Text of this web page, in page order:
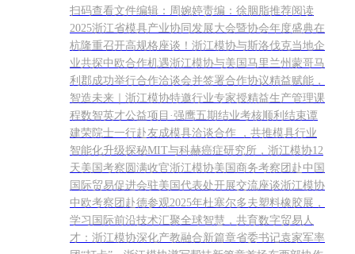
扫码查看文件编辑：周婉婷责编：徐胭脂推荐阅读
2025浙江省模具产业协同发展大会暨协会年度盛典在
杭隆重召开高规格座谈！浙江模协与斯洛伐克当地企
业共探中欧合作机遇浙江模协与美国马里兰州蒙哥马
利郡成功举行合作洽谈会并签署合作协议精益赋能，
智造未来｜浙江模协特邀行业专家授精益生产管理课
程数智英才公益项目·强鹰五期结业考核顺利结束谭
建荣院士一行赴友成模具洽谈合作 ，共推模具行业
智能化升级探秘MIT与科赫癌症研究所，浙江模协12
天美国考察圆满收官浙江模协美国商务考察团赴中国
国际贸易促进会驻美国代表处开展交流座谈浙江模协
中欧考察团赴德参观2025年杜塞尔多夫塑料橡胶展，
学习国际前沿技术汇聚全球智慧，共育数字贸易人
才：浙江模协深化产教融合新篇章省委书记袁家军率